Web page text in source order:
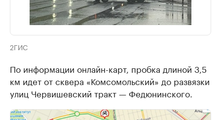
2ГИС
По информации онлайн-карт, пробка длиной 3,5
км идет от сквера «Комсомольский» до развязки
улиц Червишевский тракт — Федюнинского.